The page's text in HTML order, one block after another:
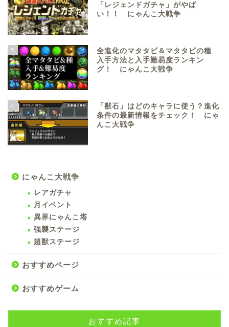
「レジェンドガチャ」がやば
い！！ にゃんこ大戦争
5
全進化のマタタビ＆マタタビの種
入手方法と入手難易度ランキン
グ！ にゃんこ大戦争
6
「獣石」はどのキャラに使う？進化
条件の最新情報をチェック！ にゃ
んこ大戦争
にゃんこ大戦争
レアガチャ
月イベント
異界にゃんこ塔
強襲ステージ
超獣ステージ
おすすめページ
おすすめゲーム
おすすめ記事